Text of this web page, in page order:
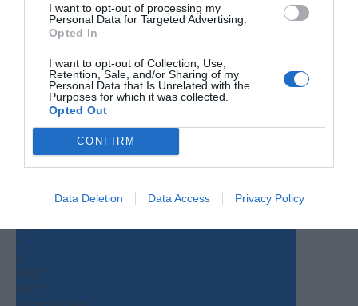
I want to opt-out of processing my
Personal Data for Targeted Advertising.
Opted In
I want to opt-out of Collection, Use,
Retention, Sale, and/or Sharing of my
Personal Data that Is Unrelated with the
Purposes for which it was collected.
Opted Out
CONFIRM
Data Deletion Data Access Privacy Policy
+32
°
C
+35°
+26°